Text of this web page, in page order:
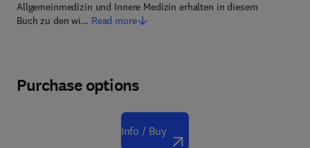
Allgemeinmedizin und Innere Medizin erhalten in diesem
Buch zu den wi… Read more
Purchase options
Info / Buy